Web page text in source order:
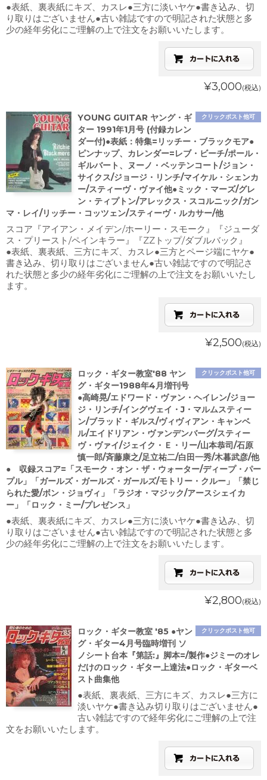
●表紙、裏表紙にキズ、カスレ●三方に淡いヤケ●書き込み、切
り取りはございません●古い雑誌ですので明記された状態と多
少の経年劣化にご理解の上で注文をお願いいたします。
¥3,000(税込)
クリックポスト他可
YOUNG GUITAR ヤング・ギ
ター 1991年1月号 (付録カレン
ダー付)●表紙：特集=リッチー・ブラックモア●
ピンナップ、カレンダー=レブ・ビーチ/ポール・
ギルバート、ヌーノ・ベッテンコート/ジョン・
サイクス/ジョージ・リンチ/マイケル・シェンカ
ー/スティーヴ・ヴァイ他●ミック・マーズ/グレ
ン・ティプトン/アレックス・スコルニック/ガン
マ・レイ/リッチー・コッツェン/スティーヴ・ルカサー/他
スコア『アイアン・メイデン/ホーリー・スモーク』『ジューダ
ス・プリースト/ペインキラー』『ZZトップ/ダブルバック』
●表紙、裏表紙、三方にキズ、カスレ●三方とページ端にヤケ●
書き込み、切り取りはございません●古い雑誌ですので明記さ
れた状態と多少の経年劣化にご理解の上で注文をお願いいたし
ます。
¥2,500(税込)
クリックポスト他可
ロック・ギター教室'88 ヤン
グ・ギター1988年4月増刊号
●高崎晃/エドワード・ヴァン・ヘイレン/ジョー
ジ・リンチ/イングヴェイ・J・マルムスティー
ン/ブラッド・ギルス/ヴィヴィアン・キャンベ
ル/エイドリアン・ヴァンデンバーグ/スティー
ヴ・ヴァイ/ジェイク・Ｅ・リー/山本恭司/石原
慎一郎/斉藤康之/足立祐二/白田一秀/木暮武彦/他
● 収録スコア=「スモーク・オン・ザ・ウォーター/ディープ・パー
プル」「ガールズ・ガールズ・ガールズ/モトリー・クルー」「禁じ
られた愛/ボン・ジョヴィ」「ラジオ・マジック/アースシェイカ
ー」「ロック・ミー/プレゼンス」
●表紙、裏表紙にキズ、カスレ●三方に淡いヤケ●書き込み、切
り取りはございません●古い雑誌ですので明記された状態と多
少の経年劣化にご理解の上で注文をお願いいたします。
¥2,800(税込)
クリックポスト他可
ロック・ギター教室 '85 ●ヤン
グ・ギター4月号臨時増刊 ソ
ノシート台本『第話:』脚本=/製作●ジミーのオレ
だけのロック・ギター上達法●ロック・ギターベ
スト曲集他
●表紙、裏表紙、三方にキズ、カスレ●三方に
淡いヤケ●書き込み切り取りはございません●
古い雑誌ですので経年劣化にご理解の上で注
文をお願いいたします。